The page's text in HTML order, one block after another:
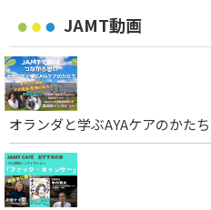
JAMT動画
オランダと学ぶAYAケアのかたち